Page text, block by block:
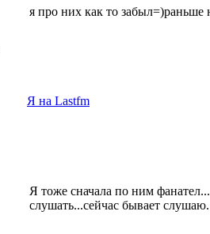
я про них как то забыл=)раньше
Я на Lastfm
Я тоже сначала по ним
слушать...сейчас бывает